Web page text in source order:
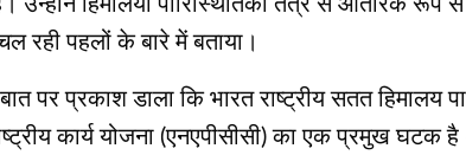
उन्होंने हिमालयी पारिस्थितिकी तंत्र से आंतरिक
रही पहलों के बारे में बताया।
बात पर प्रकाश डाला कि भारत राष्ट्रीय सतत
कार्य योजना (एनएपीसीसी) का एक प्रमुख